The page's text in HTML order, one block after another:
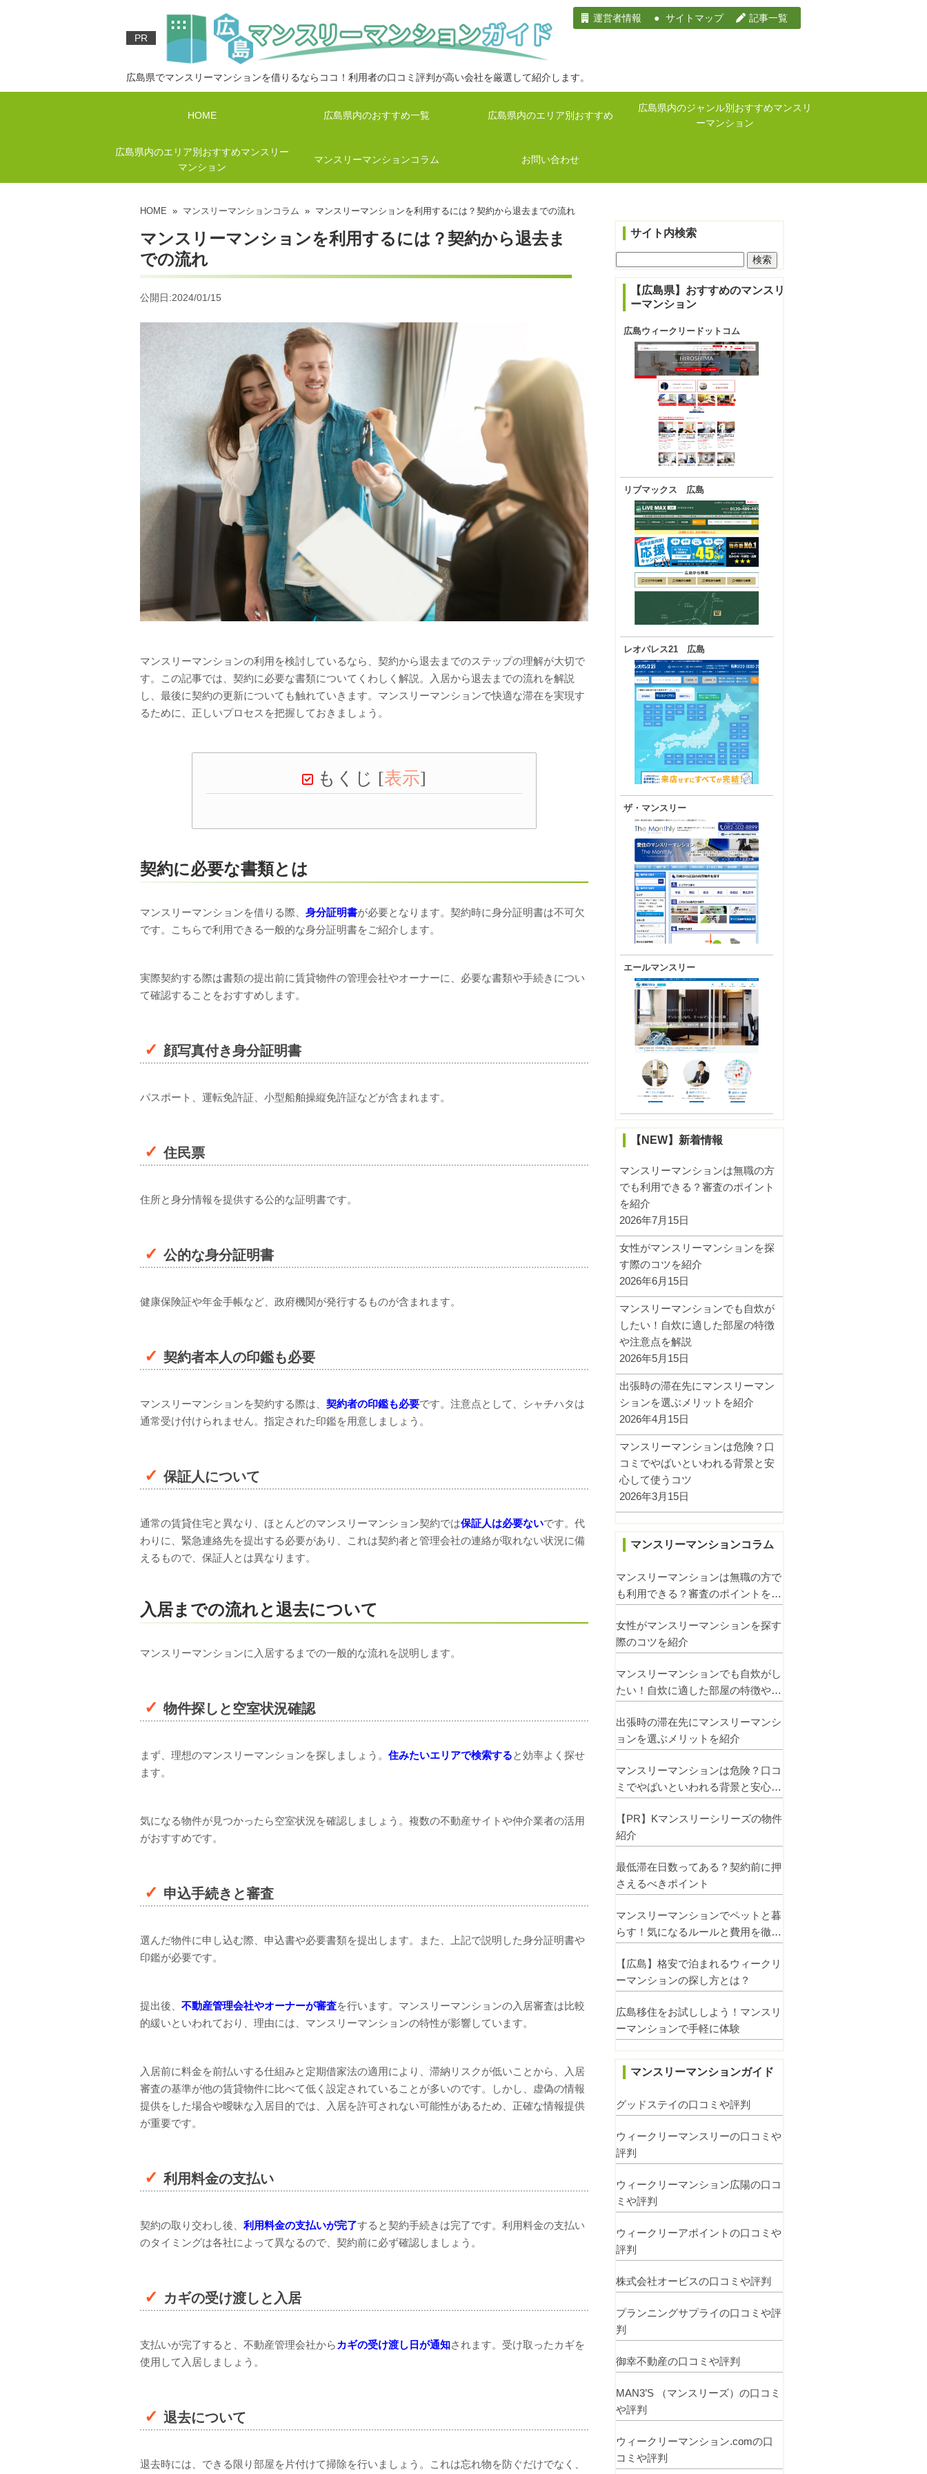
PR
広島県でマンスリーマンションを借りるならココ！利用者の口コミ評判が高い会社を厳選して紹介します。
運営者情報 サイトマップ 記事一覧
HOME 広島県内のおすすめ一覧 広島県内のエリア別おすすめ
広島県内のジャンル別おすすめマンスリ
ーマンション
広島県内のエリア別おすすめマンスリー
マンション
マンスリーマンションコラム お問い合わせ
HOME » マンスリーマンションコラム » マンスリーマンションを利用するには？契約から退去までの流れ
マンスリーマンションを利用するには？契約から退去ま
での流れ
公開日:2024/01/15
マンスリーマンションの利用を検討しているなら、契約から退去までのステップの理解が大切で
す。この記事では、契約に必要な書類についてくわしく解説。入居から退去までの流れを解説
し、最後に契約の更新についても触れていきます。マンスリーマンションで快適な滞在を実現す
るために、正しいプロセスを把握しておきましょう。
もくじ [表示]
契約に必要な書類とは
マンスリーマンションを借りる際、 身分証明書が必要となります。契約時に身分証明書は不可欠
です。こちらで利用できる一般的な身分証明書をご紹介します。
実際契約する際は書類の提出前に賃貸物件の管理会社やオーナーに、必要な書類や手続きについ
て確認することをおすすめします。
顔写真付き身分証明書
パスポート、運転免許証、小型船舶操縦免許証などが含まれます。
住民票
住所と身分情報を提供する公的な証明書です。
公的な身分証明書
健康保険証や年金手帳など、政府機関が発行するものが含まれます。
契約者本人の印鑑も必要
マンスリーマンションを契約する際は、 契約者の印鑑も必要です。注意点として、シャチハタは
通常受け付けられません。指定された印鑑を用意しましょう。
保証人について
通常の賃貸住宅と異なり、ほとんどのマンスリーマンション契約では保証人は必要ないです。代
わりに、緊急連絡先を提出する必要があり、これは契約者と管理会社の連絡が取れない状況に備
えるもので、保証人とは異なります。
入居までの流れと退去について
マンスリーマンションに入居するまでの一般的な流れを説明します。
物件探しと空室状況確認
まず、理想のマンスリーマンションを探しましょう。 住みたいエリアで検索すると効率よく探せ
ます。
気になる物件が見つかったら空室状況を確認しましょう。複数の不動産サイトや仲介業者の活用
がおすすめです。
申込手続きと審査
選んだ物件に申し込む際、申込書や必要書類を提出します。また、上記で説明した身分証明書や
印鑑が必要です。
提出後、 不動産管理会社やオーナーが審査を行います。マンスリーマンションの入居審査は比較
的緩いといわれており、理由には、マンスリーマンションの特性が影響しています。
入居前に料金を前払いする仕組みと定期借家法の適用により、滞納リスクが低いことから、入居
審査の基準が他の賃貸物件に比べて低く設定されていることが多いのです。しかし、虚偽の情報
提供をした場合や曖昧な入居目的では、入居を許可されない可能性があるため、正確な情報提供
が重要です。
利用料金の支払い
契約の取り交わし後、 利用料金の支払いが完了すると契約手続きは完了です。利用料金の支払い
のタイミングは各社によって異なるので、契約前に必ず確認しましょう。
カギの受け渡しと入居
支払いが完了すると、不動産管理会社から カギの受け渡し日が通知されます。受け取ったカギを
使用して入居しましょう。
退去について
退去時には、できる限り部屋を片付けて掃除を行いましょう。これは忘れ物を防ぐだけでなく、
サイト内検索
【広島県】おすすめのマンスリ
ーマンション
広島ウィークリードットコム
リブマックス 広島
レオパレス21 広島
ザ・マンスリー
エールマンスリー
【NEW】新着情報
マンスリーマンションは無職の方
でも利用できる？審査のポイント
を紹介
2026年7月15日
女性がマンスリーマンションを探
す際のコツを紹介
2026年6月15日
マンスリーマンションでも自炊が
したい！自炊に適した部屋の特徴
や注意点を解説
2026年5月15日
出張時の滞在先にマンスリーマン
ションを選ぶメリットを紹介
2026年4月15日
マンスリーマンションは危険？口
コミでやばいといわれる背景と安
心して使うコツ
2026年3月15日
マンスリーマンションコラム
マンスリーマンションは無職の方で
も利用できる？審査のポイントを紹
女性がマンスリーマンションを探す
際のコツを紹介
マンスリーマンションでも自炊がし
たい！自炊に適した部屋の特徴や注
出張時の滞在先にマンスリーマンシ
ョンを選ぶメリットを紹介
マンスリーマンションは危険？口コ
ミでやばいといわれる背景と安心し
【PR】Kマンスリーシリーズの物件
紹介
最低滞在日数ってある？契約前に押
さえるべきポイント
マンスリーマンションでペットと暮
らす！気になるルールと費用を徹底
【広島】格安で泊まれるウィークリ
ーマンションの探し方とは？
広島移住をお試ししよう！マンスリ
ーマンションで手軽に体験
マンスリーマンションガイド
グッドステイの口コミや評判
ウィークリーマンスリーの口コミや
評判
ウィークリーマンション広陽の口コ
ミや評判
ウィークリーアポイントの口コミや
評判
株式会社オービスの口コミや評判
プランニングサプライの口コミや評
判
御幸不動産の口コミや評判
MAN3’S （マンスリーズ）の口コミ
や評判
ウィークリーマンション.comの口
コミや評判